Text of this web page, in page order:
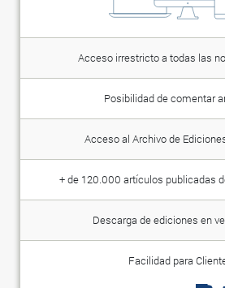
Acceso irrestricto a todas las
Posibilidad de comentar
Acceso al Archivo de
+ de 120.000 artículos publicadas
Descarga de ediciones en
Facilidad para